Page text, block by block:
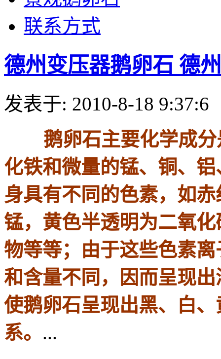
联系方式
德州变压器鹅卵石 德
发表于: 2010-8-18 9:37:6
鹅卵石主要化学成分
化铁和微量的锰、铜、
身具有不同的色素，如
锰，黄色半透明为二氧
物等等；由于这些色素
和含量不同，因而呈现
使鹅卵石呈现出黑、白
系。 ...